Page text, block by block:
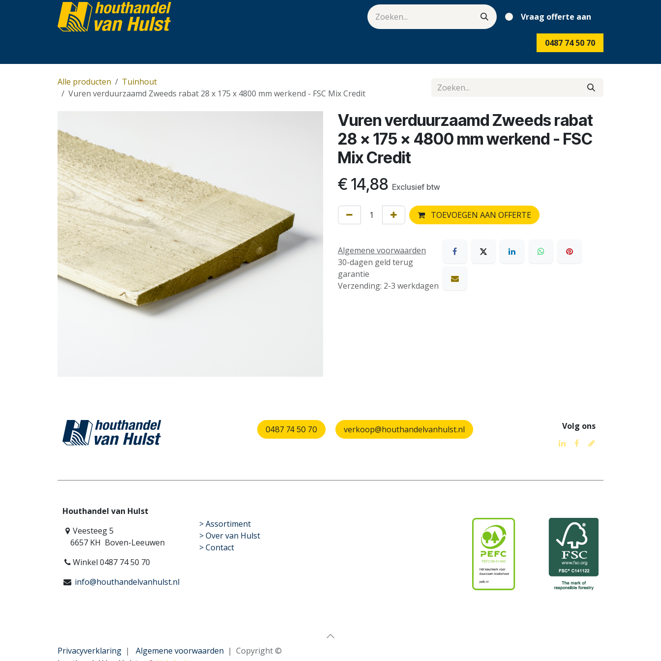
Overslaan naar inhoud
Vraag offerte aan
0487 74 50 70
Alle producten
Tuinhout
Vuren verduurzaamd Zweeds rabat 28 x 175 x 4800 mm werkend - FSC Mix Credit
Vuren verduurzaamd Zweeds rabat
28 x 175 x 4800 mm werkend - FSC
Mix Credit
€ 14,88 Exclusief btw
TOEVOEGEN AAN OFFERTE
Algemene voorwaarden
30-dagen geld terug
garantie
Verzending: 2-3 werkdagen
verkoop@houthandelvanhulst.nl Volg ons
0487 74 50 70
Houthandel van Hulst
Veesteeg 5
6657 KH Boven-Leeuwen
Winkel 0487 74 50 70
info@houthandelvanhulst.nl
​>Assortiment
> Over van Hulst
> Contact
Privacyverklaring | Algemene voorwaarden | Copyright ©